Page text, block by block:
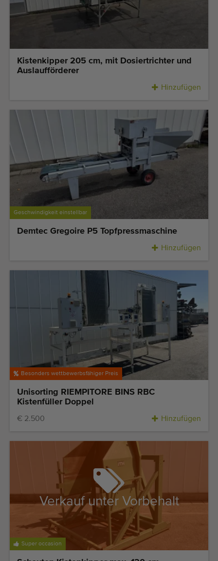
Kistenkipper 205 cm, mit Dosiertrichter und
Auslaufförderer
Hinzufügen
Geschwindigkeit einstellbar
Demtec Gregoire P5 Topfpressmaschine
Hinzufügen
Besonders wettbewerbsfähiger Preis
Unisorting RIEMPITORE BINS RBC
Kistenfüller Doppel
€ 2.500 Hinzufügen
Super occasion
Verkauf unter Vorbehalt